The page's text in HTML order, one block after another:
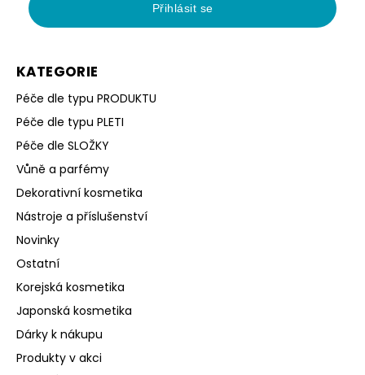
KATEGORIE
Péče dle typu PRODUKTU
Péče dle typu PLETI
Péče dle SLOŽKY
Vůně a parfémy
Dekorativní kosmetika
Nástroje a příslušenství
Novinky
Ostatní
Korejská kosmetika
Japonská kosmetika
Dárky k nákupu
Produkty v akci
Přihlásit se